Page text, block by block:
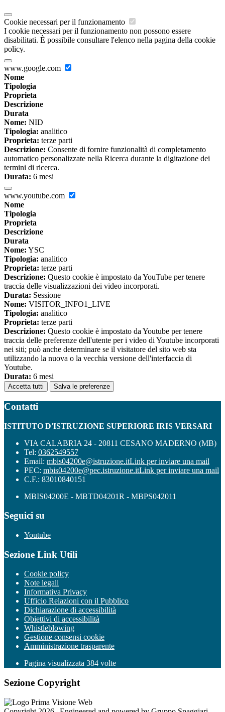
Cookie necessari per il funzionamento
I cookie necessari per il funzionamento non possono essere
disabilitati. È possibile consultare l'elenco nella pagina della cookie
policy.
www.google.com
Nome
Tipologia
Proprieta
Descrizione
Durata
Nome: NID
Tipologia: analitico
Proprieta: terze parti
Descrizione: Consente di fornire funzionalità di completamento
automatico personalizzate nella Ricerca durante la digitazione dei
termini di ricerca.
Durata: 6 mesi
www.youtube.com
Nome
Tipologia
Proprieta
Descrizione
Durata
Nome: YSC
Tipologia: analitico
Proprieta: terze parti
Descrizione: Questo cookie è impostato da YouTube per tenere
traccia delle visualizzazioni dei video incorporati.
Durata: Sessione
Nome: VISITOR_INFO1_LIVE
Tipologia: analitico
Proprieta: terze parti
Descrizione: Questo cookie è impostato da Youtube per tenere
traccia delle preferenze dell'utente per i video di Youtube incorporati
nei siti; può anche determinare se il visitatore del sito web sta
utilizzando la nuova o la vecchia versione dell'interfaccia di
Youtube.
Durata: 6 mesi
Accetta tutti Salva le preferenze
Contatti
ISTITUTO D'ISTRUZIONE SUPERIORE IRIS VERSARI
VIA CALABRIA 24 - 20811 CESANO MADERNO (MB)
Tel: 0362549557
Email: mbis04200e@istruzione.itLink per inviare una mail
PEC: mbis04200e@pec.istruzione.itLink per inviare una mail
C.F.: 83010840151
MBIS04200E - MBTD04201R - MBPS042011
Seguici su
Youtube
Sezione Link Utili
Cookie policy
Note legali
Informativa Privacy
Ufficio Relazioni con il Pubblico
Dichiarazione di accessibilità
Obiettivi di accessibilità
Whistleblowing
Gestione consensi cookie
Amministrazione trasparente
Pagina visualizzata 384 volte
Sezione Copyright